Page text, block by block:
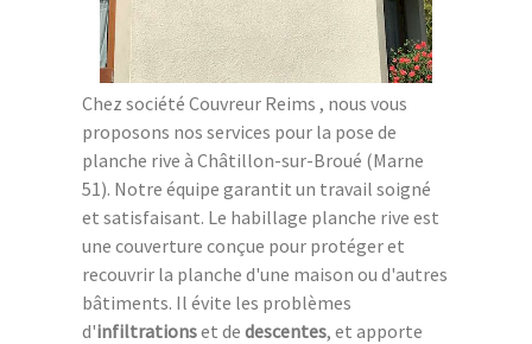
Chez société Couvreur Reims , nous vous
proposons nos services pour la pose de
planche rive à Châtillon-sur-Broué (Marne
51). Notre équipe garantit un travail soigné
et satisfaisant. Le habillage planche rive est
une couverture conçue pour protéger et
recouvrir la planche d'une maison ou d'autres
bâtiments. Il évite les problèmes
d'infiltrationset de descentes, et apporte